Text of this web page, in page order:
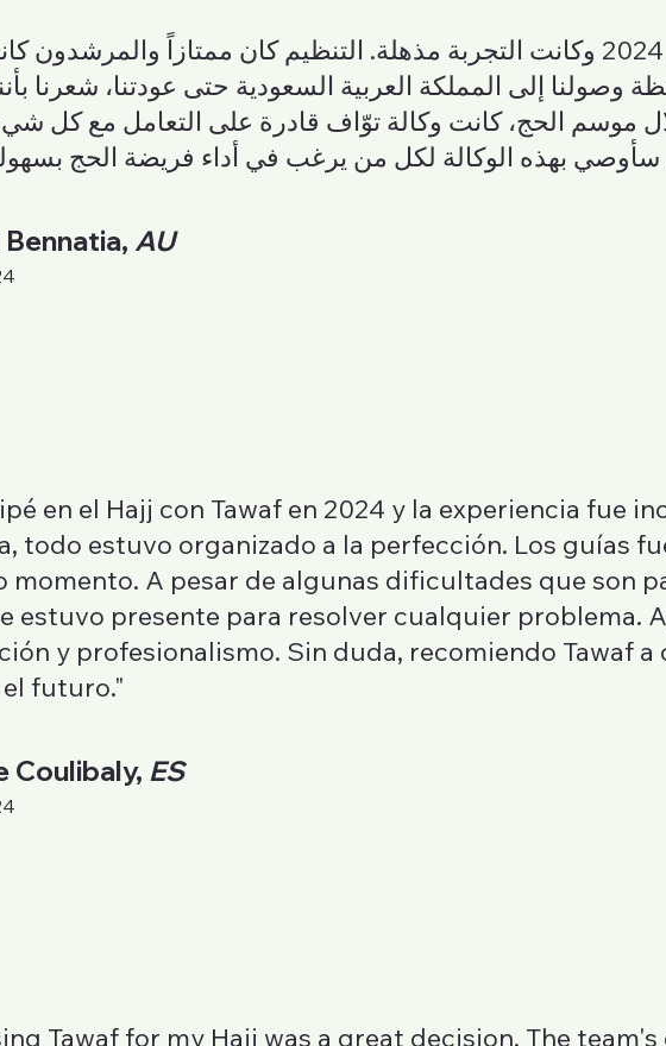
إلى المملكة العربية السعودية حتى عودتنا، شعرنا
موسم الحج، كانت وكالة توّاف قادرة على التعامل مع كل
AU
en el Hajj con Tawaf en 2024 y la experiencia fue
todo estuvo organizado a la perfección. Los guías
momento. A pesar de algunas dificultades que son
estuvo presente para resolver cualquier problema.
y profesionalismo. Sin duda, recomiendo Tawaf
el futuro."
Coulibaly, ES
Tawaf for my Hajj was a great decision. The